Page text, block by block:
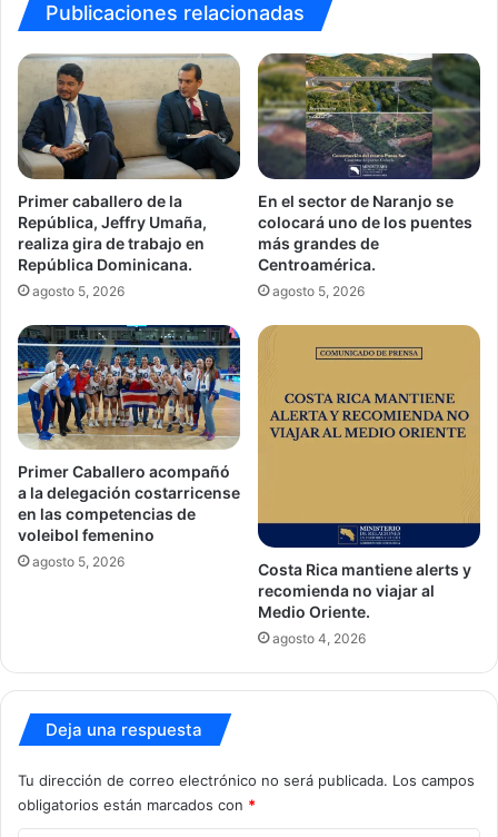
Publicaciones relacionadas
Primer caballero de la
República, Jeffry Umaña,
realiza gira de trabajo en
República Dominicana.
agosto 5, 2026
En el sector de Naranjo se
colocará uno de los puentes
más grandes de
Centroamérica.
agosto 5, 2026
Primer Caballero acompañó
a la delegación costarricense
en las competencias de
voleibol femenino
agosto 5, 2026
Costa Rica mantiene alerts y
recomienda no viajar al
Medio Oriente.
agosto 4, 2026
Deja una respuesta
Tu dirección de correo electrónico no será publicada. Los campos
obligatorios están marcados con *